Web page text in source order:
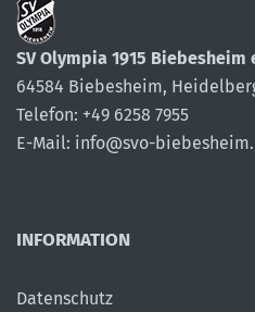
SV Olympia 1915 Biebesheim
64584 Biebesheim,
Telefon: +49 6258 7955
E-Mail: info@svo-
INFORMATION
Datenschutz